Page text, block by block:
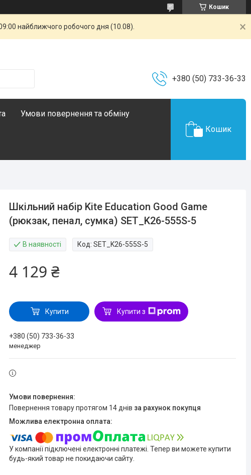
Кошик
найближчого робочого дня (10.08).
+380 (50) 733-36-33
Умови повернення та обміну
Кошик
Шкільний набір Kite Education Good Game
(рюкзак, пенал, сумка) SET_K26-555S-5
В наявності Код:SET_K26-555S-5
4 129 ₴
Купити Купити з
+380 (50) 733-36-33
менеджер
повернення товару протягом 14 днів за рахунок покупця
У компанії підключені електронні платежі. Тепер ви можете купити
будь-який товар не покидаючи сайту.